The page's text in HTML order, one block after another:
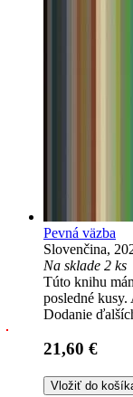
Pevná väzba
Slovenčina,
Na sklade 2 ks
Túto knihu
posledné
Dodanie
21,60 €
Vložiť do